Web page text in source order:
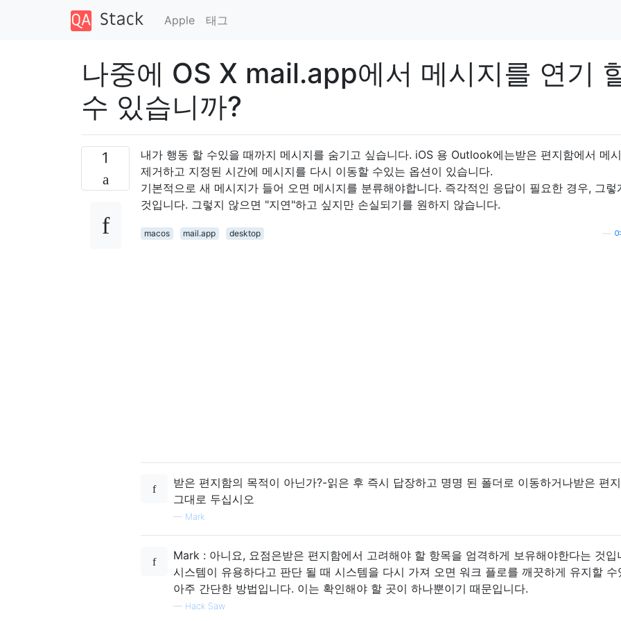
Apple 태그
나중에 OS X mail.app에서 메시지를 연기
수 있습니까?
1
내가 행동 할 수있을 때까지 메시지를 숨기고 싶습니다. iOS 용 Outlook에는받은 편지함에서 메
제거하고 지정된 시간에 메시지를 다시 이동할 수있는 옵션이 있습니다.
기본적으로 새 메시지가 들어 오면 메시지를 분류해야합니다. 즉각적인 응답이 필요한 경우, 그렇
것입니다. 그렇지 않으면 "지연"하고 싶지만 손실되기를 원하지 않습니다.
macos mail.app desktop
받은 편지함의 목적이 아닌가?-읽은 후 즉시 답장하고 명명 된 폴더로 이동하거나받은 편
그대로 두십시오
— Mark
Mark : 아니요, 요점은받은 편지함에서 고려해야 할 항목을 엄격하게 보유해야한다는 것입
시스템이 유용하다고 판단 될 때 시스템을 다시 가져 오면 워크 플로를 깨끗하게 유지할 수
아주 간단한 방법입니다. 이는 확인해야 할 곳이 하나뿐이기 때문입니다.
— Hack Saw